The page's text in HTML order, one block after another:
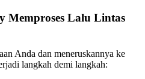
Memproses Lalu Lintas
Anda dan meneruskannya ke
langkah demi langkah: